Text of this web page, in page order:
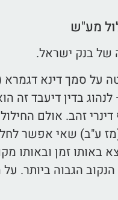
מע"ש
של בנק ישראל.
על סמך דינא
בדין דיעבד זה
זהב. אולם
ע"ב) שאי אפשר
זמן ובאותו
הגבוה ביותר. על